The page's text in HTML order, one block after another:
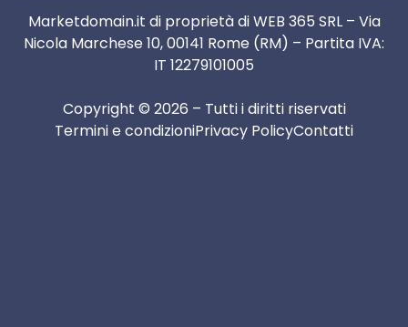
Marketdomain.it di proprietà di WEB 365 SRL – Via
Nicola Marchese 10, 00141 Rome (RM) – Partita IVA:
IT 12279101005
Copyright © 2026 – Tutti i diritti riservati
Termini e condizioniPrivacy PolicyContatti